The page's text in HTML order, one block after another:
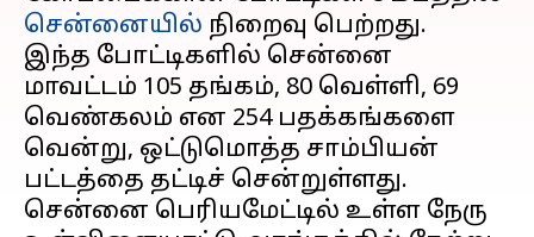
சென்னையில் நிறைவு பெற்றது.
இந்த போட்டிகளில் சென்னை
மாவட்டம் 105 தங்கம், 80 வெள்ளி, 69
வெண்கலம் என 254 பதக்கங்களை
வென்று, ஒட்டுமொத்த சாம்பியன்
பட்டத்தை தட்டிச் சென்றுள்ளது.
சென்னை பெரியமேட்டில் உள்ள நேரு